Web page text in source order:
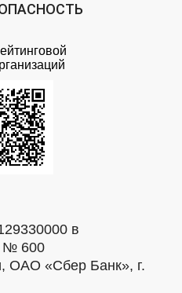
в
№ 600
ОАО «Сбер Банк», г.